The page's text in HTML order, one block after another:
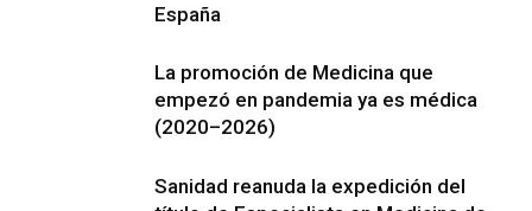
España
La promoción de Medicina que
empezó en pandemia ya es médica
(2020–2026)
Sanidad reanuda la expedición del